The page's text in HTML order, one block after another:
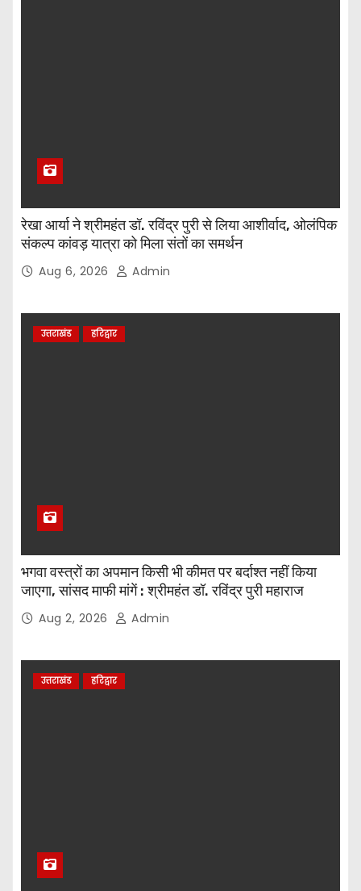
रेखा आर्या ने श्रीमहंत डॉ. रविंद्र पुरी से लिया आशीर्वाद, ओलंपिक
संकल्प कांवड़ यात्रा को मिला संतों का समर्थन
Aug 6, 2026 Admin
उत्तराखंड हरिद्वार
भगवा वस्त्रों का अपमान किसी भी कीमत पर बर्दाश्त नहीं किया
जाएगा, सांसद माफी मांगें : श्रीमहंत डॉ. रविंद्र पुरी महाराज
Aug 2, 2026 Admin
उत्तराखंड हरिद्वार